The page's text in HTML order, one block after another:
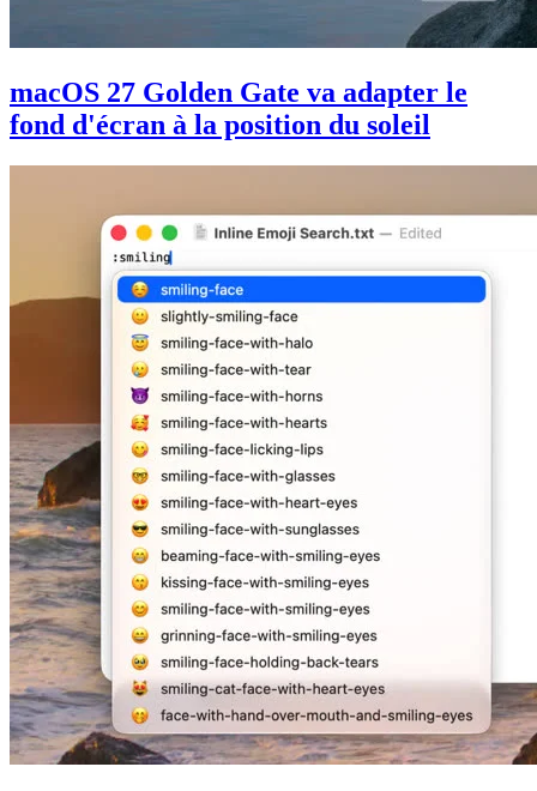
macOS 27 Golden Gate va adapter le
fond d'écran à la position du soleil